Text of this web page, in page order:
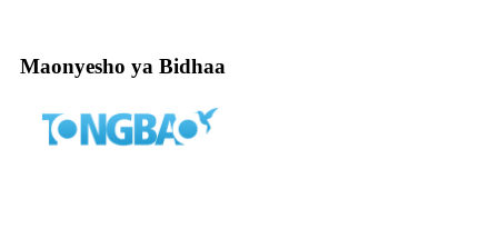
Maonyesho ya Bidhaa